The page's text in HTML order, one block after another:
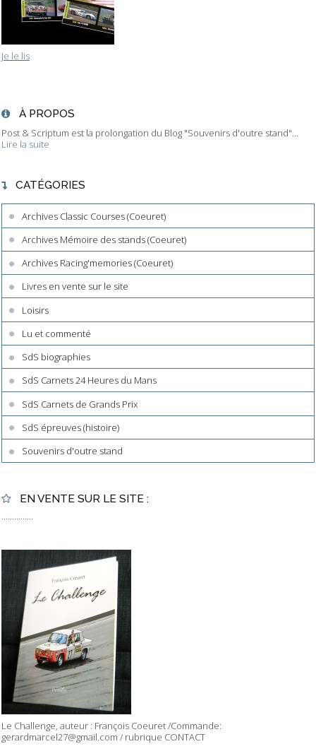
Je le lis
À PROPOS
Post & Scriptum est la prolongation du Blog "Souvenirs d'outre stand"...
Lire la suite
CATÉGORIES
Archives Classic Courses (Coeuret)
Archives Mémoire des stands (Coeuret)
Archives Racing'memories (Coeuret)
Livres en vente sur le site
Loisirs
Lu et commenté
SdS biographies
SdS Carnets 24 Heures du Mans
SdS Carnets de Grands Prix
SdS épreuves (histoire)
Souvenirs d'outre stand
EN VENTE SUR LE SITE :
...............
Le Challenge, auteur : François Coeuret /Commande:
gerardmarcel27@gmail.com / rubrique CONTACT